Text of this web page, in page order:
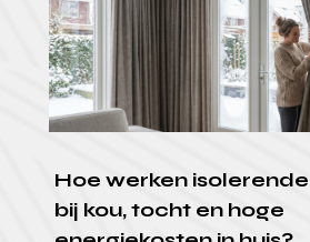
Hoe werken
bij kou, tocht en hoge